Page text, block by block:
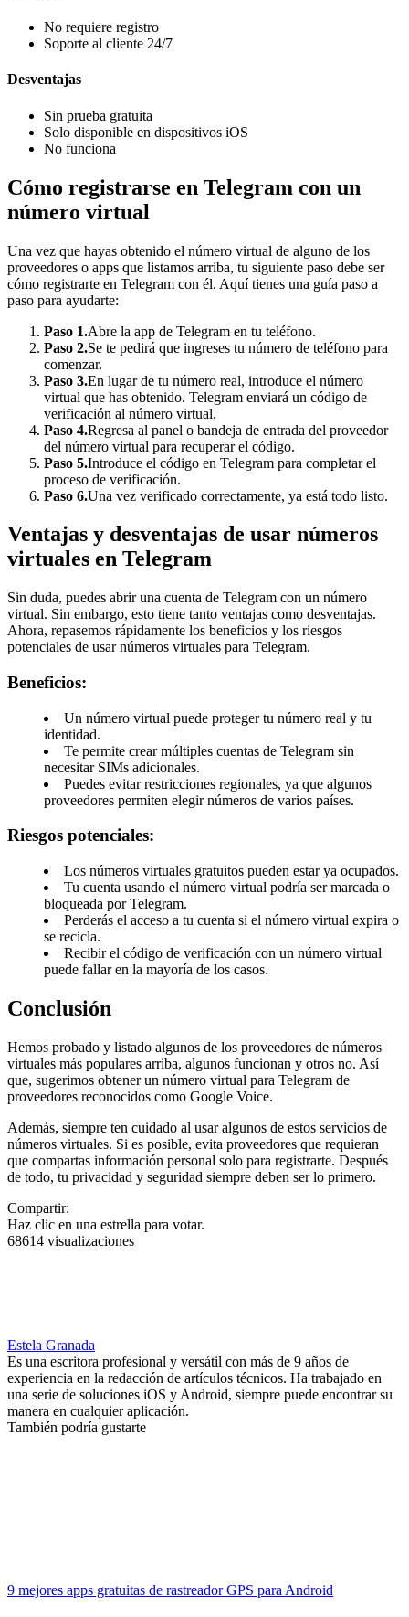
No requiere registro
Soporte al cliente 24/7
Desventajas
Sin prueba gratuita
Solo disponible en dispositivos iOS
No funciona
Cómo registrarse en Telegram con un
número virtual
Una vez que hayas obtenido el número virtual de alguno de los
proveedores o apps que listamos arriba, tu siguiente paso debe ser
cómo registrarte en Telegram con él. Aquí tienes una guía paso a
paso para ayudarte:
Paso 1.Abre la app de Telegram en tu teléfono.
Paso 2.Se te pedirá que ingreses tu número de teléfono para
comenzar.
Paso 3.En lugar de tu número real, introduce el número
virtual que has obtenido. Telegram enviará un código de
verificación al número virtual.
Paso 4.Regresa al panel o bandeja de entrada del proveedor
del número virtual para recuperar el código.
Paso 5.Introduce el código en Telegram para completar el
proceso de verificación.
Paso 6.Una vez verificado correctamente, ya está todo listo.
Ventajas y desventajas de usar números
virtuales en Telegram
Sin duda, puedes abrir una cuenta de Telegram con un número
virtual. Sin embargo, esto tiene tanto ventajas como desventajas.
Ahora, repasemos rápidamente los beneficios y los riesgos
potenciales de usar números virtuales para Telegram.
Beneficios:
Un número virtual puede proteger tu número real y tu
identidad.
Te permite crear múltiples cuentas de Telegram sin
necesitar SIMs adicionales.
Puedes evitar restricciones regionales, ya que algunos
proveedores permiten elegir números de varios países.
Riesgos potenciales:
Los números virtuales gratuitos pueden estar ya ocupados.
Tu cuenta usando el número virtual podría ser marcada o
bloqueada por Telegram.
Perderás el acceso a tu cuenta si el número virtual expira o
se recicla.
Recibir el código de verificación con un número virtual
puede fallar en la mayoría de los casos.
Conclusión
Hemos probado y listado algunos de los proveedores de números
virtuales más populares arriba, algunos funcionan y otros no. Así
que, sugerimos obtener un número virtual para Telegram de
proveedores reconocidos como Google Voice.
Además, siempre ten cuidado al usar algunos de estos servicios de
números virtuales. Si es posible, evita proveedores que requieran
que compartas información personal solo para registrarte. Después
de todo, tu privacidad y seguridad siempre deben ser lo primero.
Compartir:
Haz clic en una estrella para votar.
68614 visualizaciones
Estela Granada
Es una escritora profesional y versátil con más de 9 años de
experiencia en la redacción de artículos técnicos. Ha trabajado en
una serie de soluciones iOS y Android, siempre puede encontrar su
manera en cualquier aplicación.
También podría gustarte
9 mejores apps gratuitas de rastreador GPS para Android